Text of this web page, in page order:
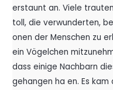
erstaunt an. Viele
toll, die verwunderten,
onen der Menschen zu
ein Vögelchen
dass einige Nachbarn
gehangen ha en. Es